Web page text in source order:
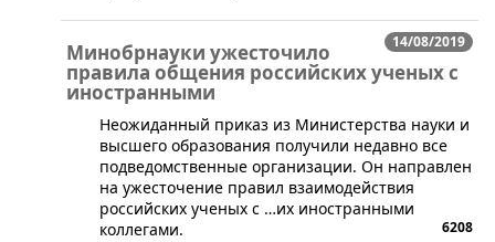
14/08/2019
Минобрнауки ужесточило
правила общения российских ученых с
иностранными
Неожиданный приказ из Министерства науки и
высшего образования получили недавно все
подведомственные организации. Он направлен
на ужесточение правил взаимодействия
российских ученых с …их иностранными
коллегами.
6208